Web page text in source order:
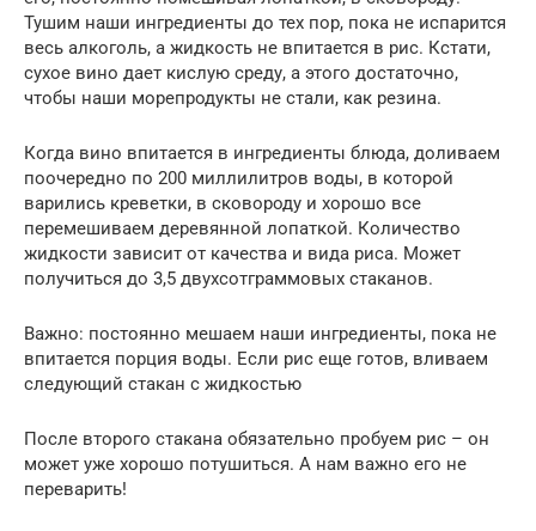
Тушим наши ингредиенты до тех пор, пока не испарится
весь алкоголь, а жидкость не впитается в рис. Кстати,
сухое вино дает кислую среду, а этого достаточно,
чтобы наши морепродукты не стали, как резина.
Когда вино впитается в ингредиенты блюда, доливаем
поочередно по 200 миллилитров воды, в которой
варились креветки, в сковороду и хорошо все
перемешиваем деревянной лопаткой. Количество
жидкости зависит от качества и вида риса. Может
получиться до 3,5 двухсотграммовых стаканов.
Важно: постоянно мешаем наши ингредиенты, пока не
впитается порция воды. Если рис еще готов, вливаем
следующий стакан с жидкостью
После второго стакана обязательно пробуем рис – он
может уже хорошо потушиться. А нам важно его не
переварить!